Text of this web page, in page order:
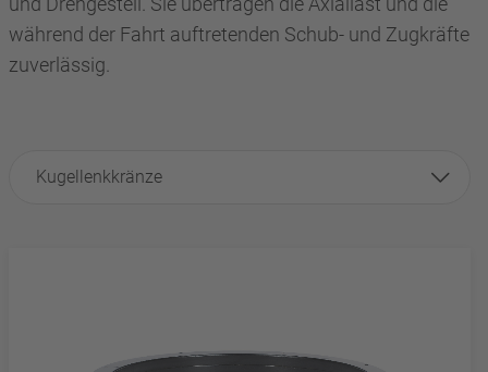
während der Fahrt auftretenden Schub- und Zugkräfte
zuverlässig.
Kugellenkkränze